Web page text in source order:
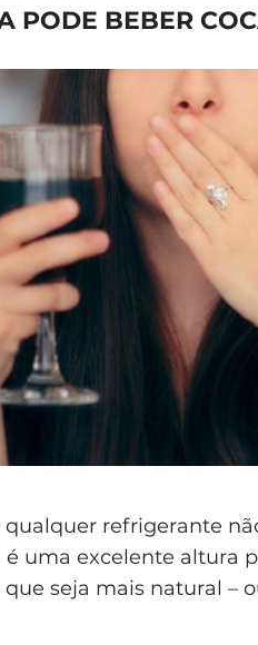
PODE BEBER
refrigerante
é uma excelente altura
seja mais natural –